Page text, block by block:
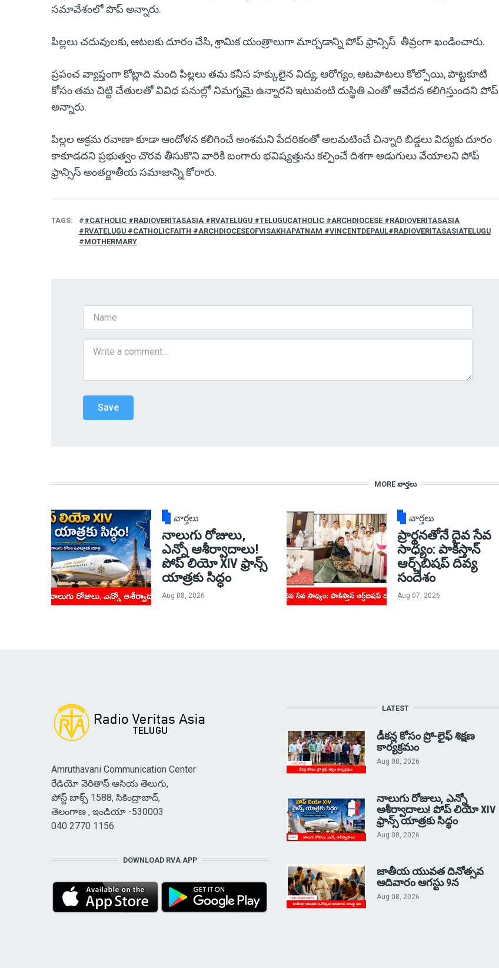
సమావేశంలో పొప్ అన్నారు.
పిల్లలు చదువులకు, ఆటలకు దూరం చేసి, శ్రామిక యంత్రాలుగా మార్చడాన్ని పోప్ ఫ్రాన్సిస్ తీవ్రంగా ఖండించారు.
ప్రపంచ వ్యాప్తంగా కోట్లాది మంది పిల్లలు తమ కనీస హక్కులైన విద్య, ఆరోగ్యం, ఆటపాటలు కోల్పోయి, పొట్టకూటి
కోసం తమ చిట్టి చేతులతో వివిధ పనుల్లో నిమగ్నమై ఉన్నారని ఇటువంటి దుస్థితి ఎంతో ఆవేదన కలిగిస్తుందని పోప్
అన్నారు.
పిల్లల అక్రమ రవాణా కూడా ఆందోళన కలిగించే అంశమని పేదరికంతో అలమటించే చిన్నారి బిడ్డలు విద్యకు దూరం
కాకూడదని ప్రభుత్వం చొరవ తీసుకొని వారికి బంగారు భవిష్యత్తును కల్పించే దిశగా అడుగులు వేయాలని పోప్
ఫ్రాన్సిస్ అంతర్జాతీయ సమాజాన్ని కోరారు.
TAGS
#CATHOLIC #RADIOVERITASASIA #RVATELUGU #TELUGUCATHOLIC #ARCHDIOCESE #RADIOVERITASASIA
#RVATELUGU #CATHOLICFAITH #ARCHDIOCESEOFVISAKHAPATNAM #VINCENTDEPAUL#RADIOVERITASASIATELUGU
#MOTHERMARY
MORE వార్తలు
వార్తలు
నాలుగు రోజులు,
ఎన్నో ఆశీర్వాదాలు!
పోప్ లియో XIV ఫ్రాన్స్
యాత్రకు సిద్ధం
Aug 08, 2026
వార్తలు
ప్రార్థనతోనే దైవ సేవ
సాధ్యం: పాకిస్తాన్‌
ఆర్చ్‌బిషప్ దివ్య
సందేశం
Aug 07, 2026
Amruthavani Communication Center
రేడియో వెరితాస్ ఆసియ తెలుగు,
పోస్ట్ బాక్స్ 1588, సికింద్రాబాద్,
తెలంగాణ , ఇండియా -530003
040 2770 1156
DOWNLOAD RVA APP
LATEST
డీకన్ల కోసం ప్రో-లైఫ్ శిక్షణ
కార్యక్రమం
Aug 08, 2026
నాలుగు రోజులు, ఎన్నో
ఆశీర్వాదాలు! పోప్ లియో XIV
ఫ్రాన్స్ యాత్రకు సిద్ధం
Aug 08, 2026
జాతీయ యువత దినోత్సవ
ఆదివారం ఆగస్టు 9న
Aug 08, 2026